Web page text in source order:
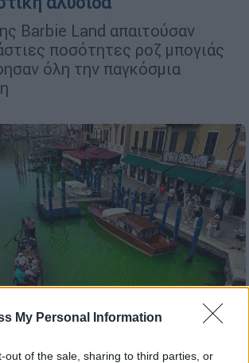
My Personal Information
out of the sale, sharing to third parties, or
Barbie Land απαιτούσαν
ποσότητες ροζ μπογιάς
όλη την παγκόσμια